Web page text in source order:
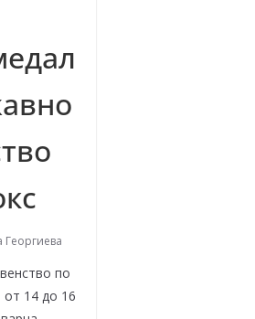
Георгиева
по
от 14 до 16